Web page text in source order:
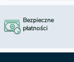
Bezpieczne
płatności